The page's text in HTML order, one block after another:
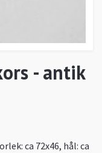
- antik
ca 72x46, hål: ca